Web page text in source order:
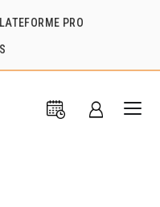
PRO